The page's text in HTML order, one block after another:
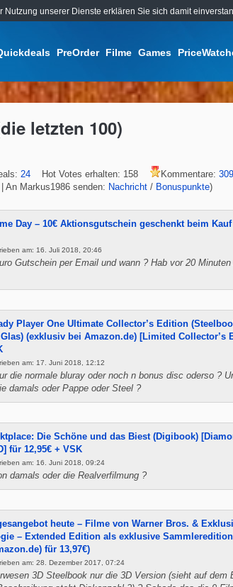
PreOrder Filme Games
letzten 100)
24 Hot Votes erhalten: 158 Kommentare:
| An Markus1986 senden: Nachricht / Bonuspunkte)
Day – 10€ Aktionsgutschein geschenkt beim
am: 16. Juli 2018, 20:46
Gutschein per Email und wann ? Hab vor 20
Player One Ultimate Collector’s Edition
(exklusiv bei Amazon.de) [Limited Collector’s
am: 17. Juni 2018, 12:12
die normale bluray oder noch n bonus disc oderso ?
damals oder Pappe oder Steel ?
Die Schöne und das Biest (Digibook)
für 12,95€ + VSK
am: 16. Juni 2018, 09:24
damals oder die Realverfilmung ?
heute – Filme von Warner Bros. &
– Extended Edition als exklusive
für 13,97€)
am: 28. Dezember 2017, 07:24
3D Steelbook nur die 3D Version (sieht auf dem
unserer Dienste erklären Sie sich damit